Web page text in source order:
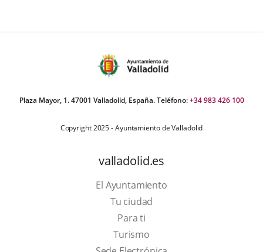
Plaza Mayor, 1. 47001 Valladolid, España. Teléfono:+34 983 426 100
Copyright 2025 - Ayuntamiento de Valladolid
valladolid.es
El Ayuntamiento
Tu ciudad
Para ti
TurismoThis